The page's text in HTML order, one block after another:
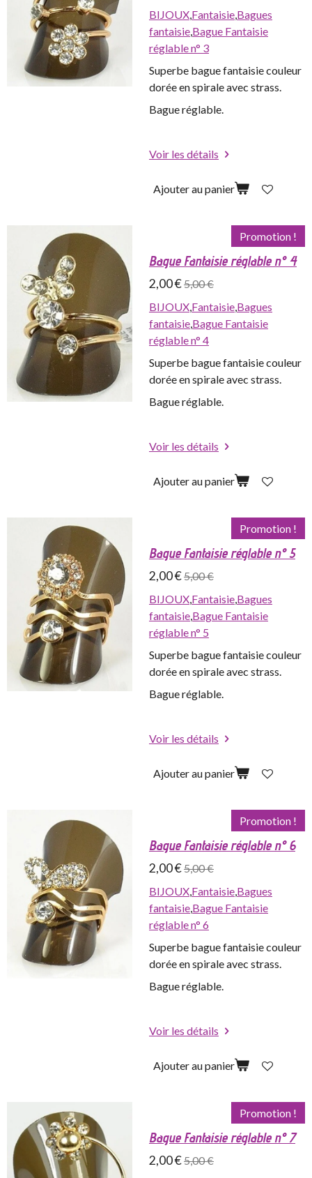
BIJOUX,Fantaisie,Bagues
fantaisie,Bague Fantaisie
réglable n° 3
Superbe bague fantaisie couleur
dorée en spirale avec strass.
Bague réglable.
Voir les détails
Ajouter au panier
Promotion !
Bague Fantaisie réglable n° 4
2,00 €5,00 €
BIJOUX,Fantaisie,Bagues
fantaisie,Bague Fantaisie
réglable n° 4
Superbe bague fantaisie couleur
dorée en spirale avec strass.
Bague réglable.
Voir les détails
Ajouter au panier
Promotion !
Bague Fantaisie réglable n° 5
2,00 €5,00 €
BIJOUX,Fantaisie,Bagues
fantaisie,Bague Fantaisie
réglable n° 5
Superbe bague fantaisie couleur
dorée en spirale avec strass.
Bague réglable.
Voir les détails
Ajouter au panier
Promotion !
Bague Fantaisie réglable n° 6
2,00 €5,00 €
BIJOUX,Fantaisie,Bagues
fantaisie,Bague Fantaisie
réglable n° 6
Superbe bague fantaisie couleur
dorée en spirale avec strass.
Bague réglable.
Voir les détails
Ajouter au panier
Promotion !
Bague Fantaisie réglable n° 7
2,00 €5,00 €